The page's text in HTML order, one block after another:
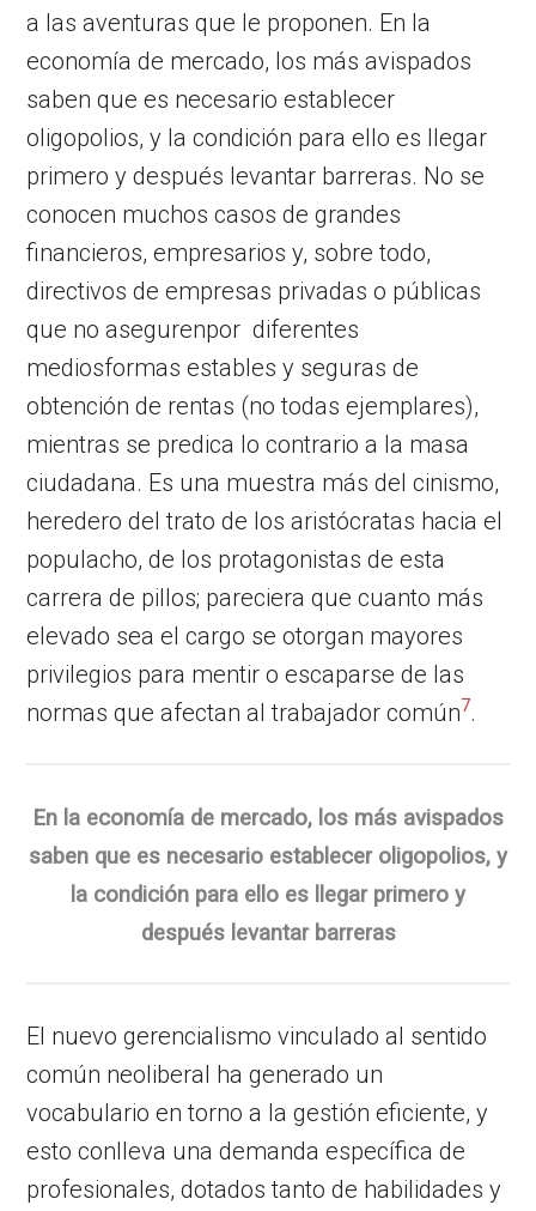
a las aventuras que le proponen. En la
economía de mercado, los más avispados
saben que es necesario establecer
oligopolios, y la condición para ello es llegar
primero y después levantar barreras. No se
conocen muchos casos de grandes
financieros, empresarios y, sobre todo,
directivos de empresas privadas o públicas
que no asegurenpor diferentes
mediosformas estables y seguras de
obtención de rentas (no todas ejemplares),
mientras se predica lo contrario a la masa
ciudadana. Es una muestra más del cinismo,
heredero del trato de los aristócratas hacia el
populacho, de los protagonistas de esta
carrera de pillos; pareciera que cuanto más
elevado sea el cargo se otorgan mayores
privilegios para mentir o escaparse de las
normas que afectan al trabajador común7.
En la economía de mercado, los más avispados
saben que es necesario establecer oligopolios, y
la condición para ello es llegar primero y
después levantar barreras
El nuevo gerencialismo vinculado al sentido
común neoliberal ha generado un
vocabulario en torno a la gestión eficiente, y
esto conlleva una demanda específica de
profesionales, dotados tanto de habilidades y